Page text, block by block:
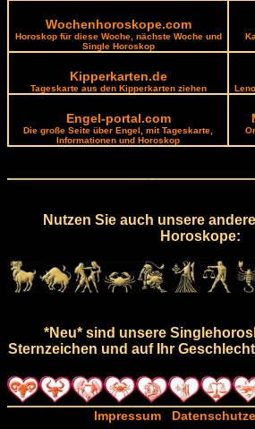
Wochenhoroskope.com
Horoskop für diese Woche, nächste Woche und
Single Horoskop
Kipperkarten.de
Tageskarte aus den Kipperkarten ziehen
Engel-portal.com
Die große Seite über Engel, mit Tageskarte,
Informationen und Horoskop
Nutzen Sie auch unsere
Horoskope:
*Neu* sind unsere
Sternzeichen und auf Ihr
Impressum